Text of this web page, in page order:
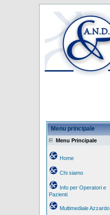
Menu principale
Menu Principale
Home
Chi siamo
Info per Operatori e
Pazienti
Multimediale Azzardo